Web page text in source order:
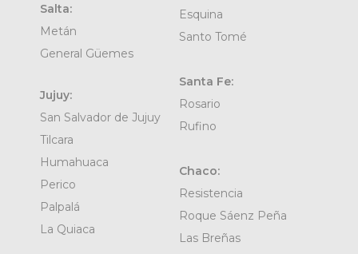
Salta:
Metán
General Güemes
Jujuy:
San Salvador de Jujuy
Tilcara
Humahuaca
Perico
Palpalá
La Quiaca
Esquina
Santo Tomé
Santa Fe:
Rosario
Rufino
Chaco:
Resistencia
Roque Sáenz Peña
Las Breñas